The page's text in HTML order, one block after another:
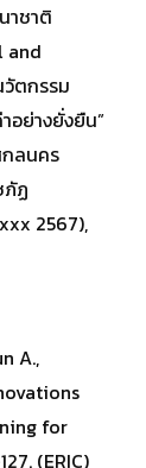
าชาติ
and
ตกรรม
อย่างยั่งยืน”
กลนคร
ภัฏ
2567),
A.,
for
(ERIC)